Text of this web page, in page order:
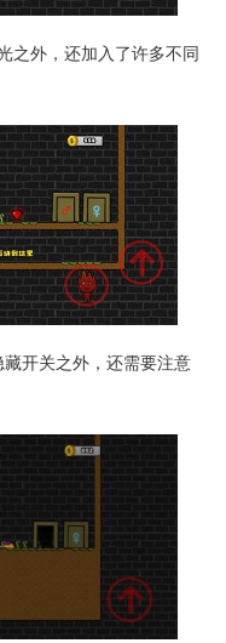
之外，还加入了许多不同
开关之外，还需要注意